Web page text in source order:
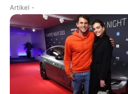
Artikel -